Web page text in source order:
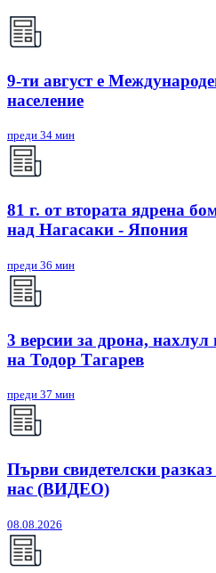
9-ти август е
население
преди 34 мин
81 г. от втората ядрена
над Нагасаки - Япония
преди 36 мин
3 версии за дрона,
на Тодор Тагарев
преди 37 мин
Първи свидетелски
нас (ВИДЕО)
08.08.2026